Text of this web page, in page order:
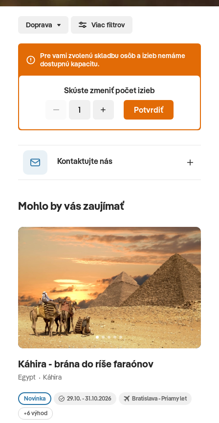
Doprava Viac filtrov
Pre vami zvolenú skladbu osôb a izieb nemáme
dostupnú kapacitu.
Skúste zmeniť počet izieb
Potvrdiť
Kontaktujte nás
Mohlo by vás zaujímať
Káhira - brána do ríše faraónov
Egypt Káhira
Novinka 29.10. - 31.10.2026 Bratislava - Priamy let
+6 výhod